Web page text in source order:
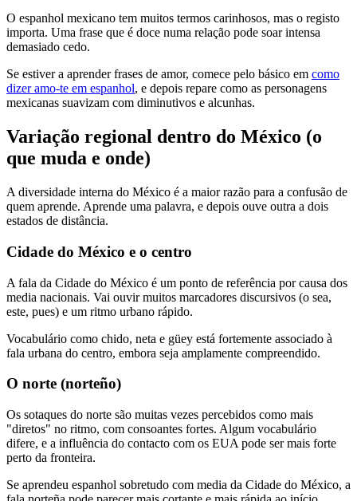
O espanhol mexicano tem muitos termos carinhosos, mas o registo
importa. Uma frase que é doce numa relação pode soar intensa
demasiado cedo.
Se estiver a aprender frases de amor, comece pelo básico em como
dizer amo-te em espanhol, e depois repare como as personagens
mexicanas suavizam com diminutivos e alcunhas.
Variação regional dentro do México (o
que muda e onde)
A diversidade interna do México é a maior razão para a confusão de
quem aprende. Aprende uma palavra, e depois ouve outra a dois
estados de distância.
Cidade do México e o centro
A fala da Cidade do México é um ponto de referência por causa dos
media nacionais. Vai ouvir muitos marcadores discursivos (o sea,
este, pues) e um ritmo urbano rápido.
Vocabulário como chido, neta e güey está fortemente associado à
fala urbana do centro, embora seja amplamente compreendido.
O norte (norteño)
Os sotaques do norte são muitas vezes percebidos como mais
"diretos" no ritmo, com consoantes fortes. Algum vocabulário
difere, e a influência do contacto com os EUA pode ser mais forte
perto da fronteira.
Se aprendeu espanhol sobretudo com media da Cidade do México, a